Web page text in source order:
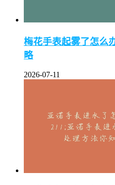
梅花手表起雾了怎么
略
2026-07-11